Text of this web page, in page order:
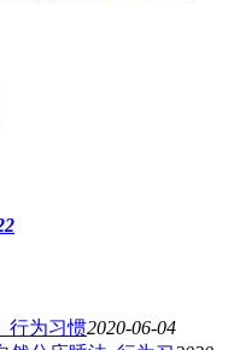
行为习惯2020-06-04